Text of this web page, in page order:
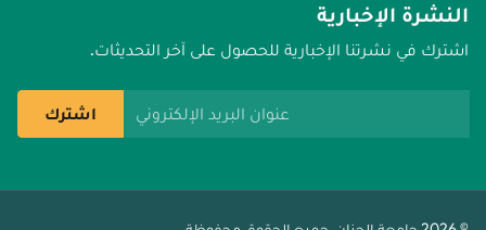
النشرة الإخبارية
اشترك في نشرتنا الإخبارية للحصول على آخر التحديثات.
اشترك